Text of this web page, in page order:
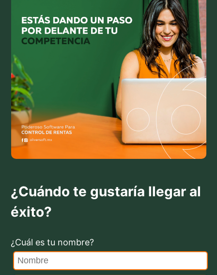
¿Cuándo te gustaría llegar al
éxito?
¿Cuál es tu nombre?